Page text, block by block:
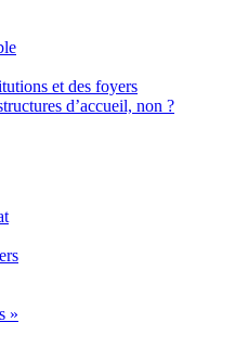
et des foyers
d’accueil, non ?
»